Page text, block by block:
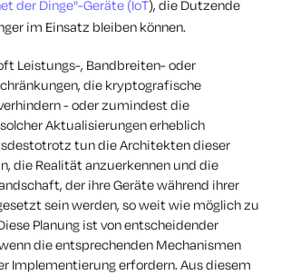
der Dinge"-Geräte (IoT), die Dutzende
im Einsatz bleiben können.
Leistungs-, Bandbreiten- oder
die kryptografische
- oder zumindest die
Aktualisierungen erheblich
tun die Architekten dieser
die Realität anzuerkennen und die
der ihre Geräte während ihrer
sein werden, so weit wie möglich zu
Planung ist von entscheidender
die entsprechenden Mechanismen
Implementierung erfordern. Aus diesem